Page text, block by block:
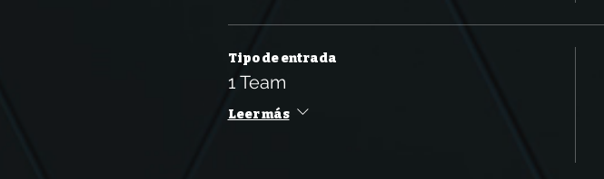
Tipo de entrada
1 Team
Leer más